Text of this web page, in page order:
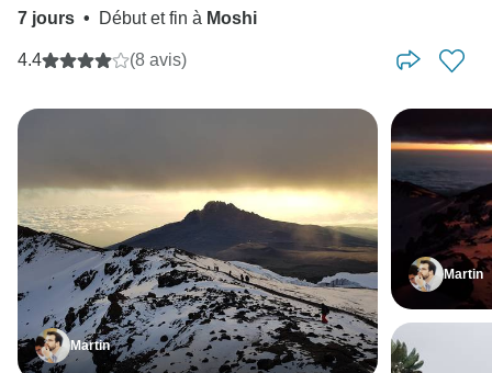
7 jours • Début et fin à Moshi
4.4 (8 avis)
Martin
Martin